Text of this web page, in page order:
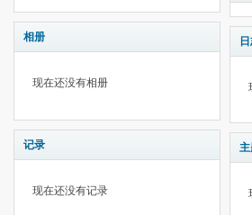
相册
现在还没有相册
记录
现在还没有记录